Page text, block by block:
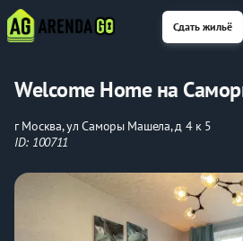
Сдать жильё
Welcome Home на
г Москва, ул Саморы Машела, д 4 к 5
ID: 100711